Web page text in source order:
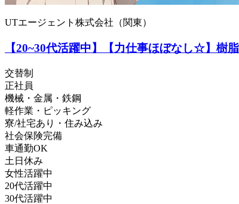
UTエージェント株式会社（関東）
【20~30代活躍中】【力仕事ほぼなし☆】樹
交替制
正社員
機械・金属・鉄鋼
軽作業・ピッキング
寮/社宅あり・住み込み
社会保険完備
車通勤OK
土日休み
女性活躍中
20代活躍中
30代活躍中